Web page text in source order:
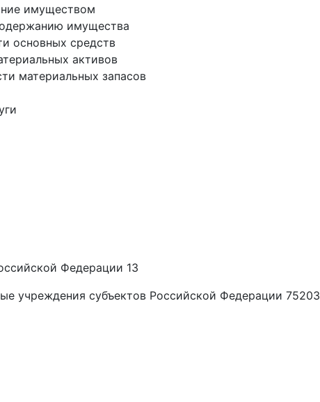
имуществом
имущества
основных средств
активов
материальных запасов
Федерации 13
учреждения субъектов Российской Федерации 75203